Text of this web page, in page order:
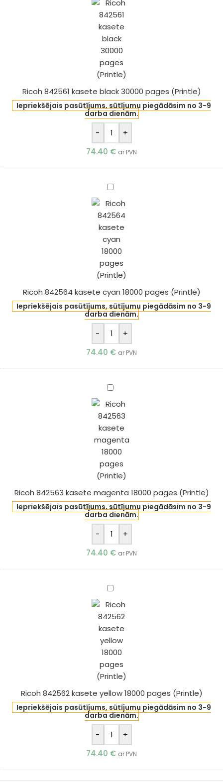
kasete
30000
pages
Ricoh 842561 kasete black 30000 pages (Printle)
Iepriekšējais pasūtījums, sūtījumu piegādāsim no 3-9
darba dienām.
-
+
74.40 € ar PVN
Ricoh
842564
kasete
pages
Ricoh 842564 kasete cyan 18000 pages (Printle)
Iepriekšējais pasūtījums, sūtījumu piegādāsim no 3-9
darba dienām.
-
+
74.40 € ar PVN
Ricoh
842563
kasete
pages
Ricoh 842563 kasete magenta 18000 pages (Printle)
Iepriekšējais pasūtījums, sūtījumu piegādāsim no 3-9
darba dienām.
-
+
74.40 € ar PVN
Ricoh
842562
kasete
18000
pages
Ricoh 842562 kasete yellow 18000 pages (Printle)
Iepriekšējais pasūtījums, sūtījumu piegādāsim no 3-9
darba dienām.
-
+
74.40 € ar PVN